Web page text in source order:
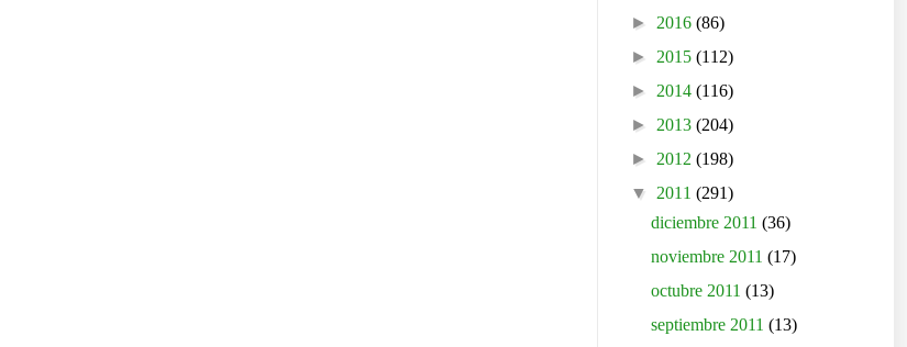
► 2016 (86)
► 2015 (112)
► 2014 (116)
► 2013 (204)
► 2012 (198)
▼ 2011 (291)
diciembre 2011(36)
noviembre 2011(17)
octubre 2011(13)
septiembre 2011(13)